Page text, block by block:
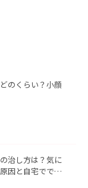
のくらい？小顔
治し方は？気に
因と自宅ででき